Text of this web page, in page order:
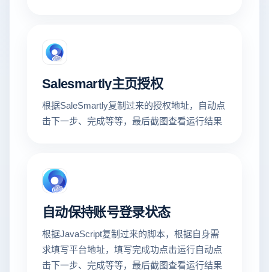
Salesmartly主页授权
根据SaleSmartly复制过来的授权地址，自动点
击下一步、完成等等，最后截图查看运行结果
自动保持账号登录状态
根据JavaScript复制过来的脚本，根据自身需
求填写平台地址，填写完成功点击运行自动点
击下一步、完成等等，最后截图查看运行结果